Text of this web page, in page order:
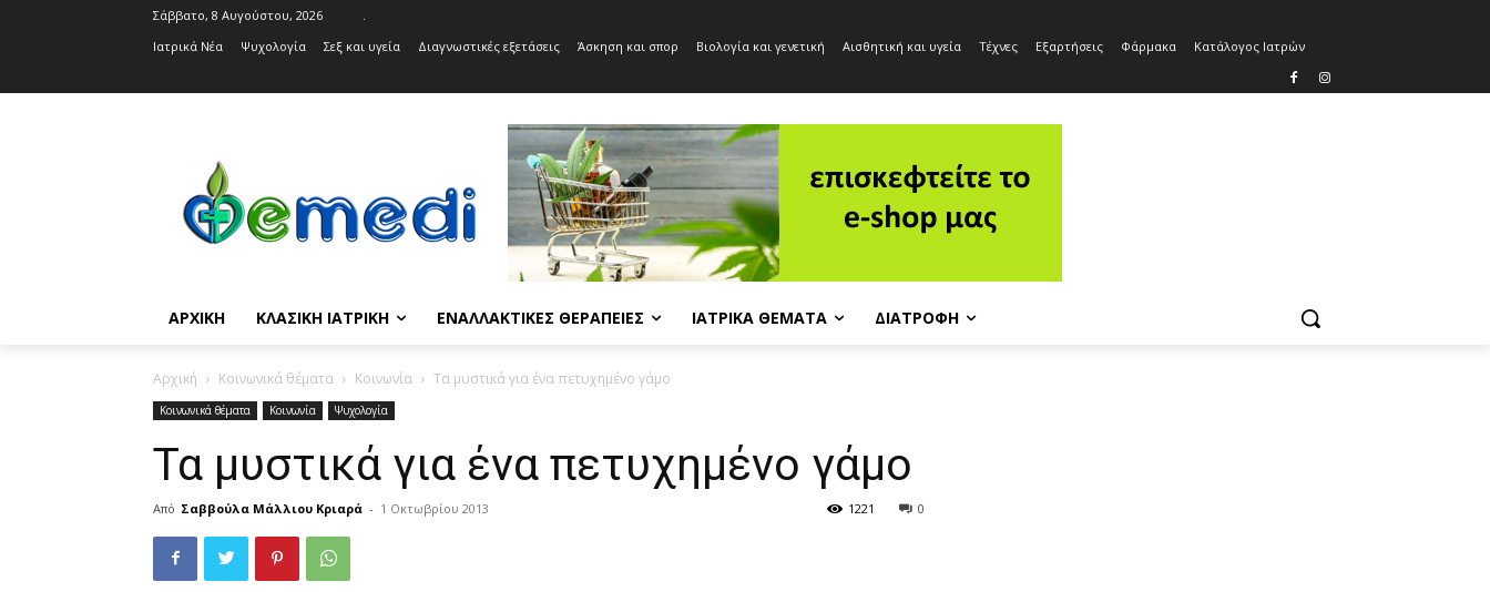
Σάββατο, 8 Αυγούστου, 2026
.
Ιατρικά Νέα
Ψυχολογία Σεξ και υγεία Διαγνωστικές εξετάσεις Άσκηση και σπορ Βιολογία και γενετική Αισθητική και υγεία Τέχνες Εξαρτήσεις Φάρμακα Κατάλογος Ιατρών
ΑΡΧΙΚΉ ΚΛΑΣΙΚΉ ΙΑΤΡΙΚΉ ΕΝΑΛΛΑΚΤΙΚΈΣ ΘΕΡΑΠΕΊΕΣ ΙΑΤΡΙΚΆ ΘΈΜΑΤΑ ΔΙΑΤΡΟΦΉ
Αρχική Κοινωνικά θέματα Κοινωνία Τα μυστικά για ένα πετυχημένο γάμο
Κοινωνικά θέματα Κοινωνία Ψυχολογία
Τα μυστικά για ένα πετυχημένο γάμο
Από Σαββούλα Μάλλιου Κριαρά - 1 Οκτωβρίου 2013 0
1221